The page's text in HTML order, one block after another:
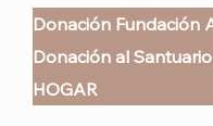
Donación Fundación
Donación al
HOGAR